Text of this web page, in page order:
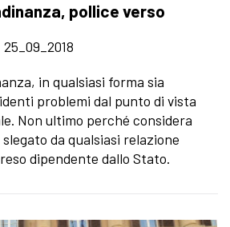
pollice verso
25_09_2018
in qualsiasi forma sia
problemi dal punto di vista
Non ultimo perché considera
da qualsiasi relazione
dipendente dallo Stato.